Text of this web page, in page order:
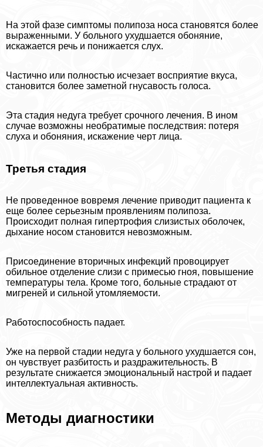
На этой фазе симптомы полипоза носа становятся более
выраженными. У больного ухудшается обоняние,
искажается речь и понижается слух.
Частично или полностью исчезает восприятие вкуса,
становится более заметной гнусавость голоса.
Эта стадия недуга требует срочного лечения. В ином
случае возможны необратимые последствия: потеря
слуха и обоняния, искажение черт лица.
Третья стадия
Не проведенное вовремя лечение приводит пациента к
еще более серьезным проявлениям полипоза.
Происходит полная гипертрофия слизистых оболочек,
дыхание носом становится невозможным.
Присоединение вторичных инфекций провоцирует
обильное отделение слизи с примесью гноя, повышение
температуры тела. Кроме того, больные страдают от
мигреней и сильной утомляемости.
Работоспособность падает.
Уже на первой стадии недуга у больного ухудшается сон,
он чувствует разбитость и раздражительность. В
результате снижается эмоциональный настрой и падает
интеллектуальная активность.
Методы диагностики